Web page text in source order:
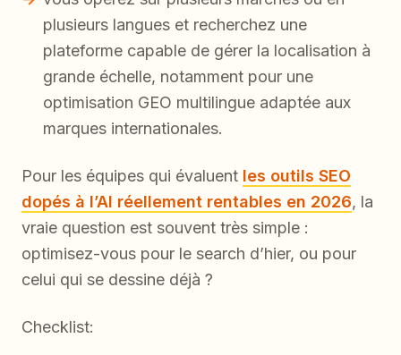
plusieurs langues et recherchez une
plateforme capable de gérer la localisation à
grande échelle, notamment pour une
optimisation GEO multilingue adaptée aux
marques internationales.
Pour les équipes qui évaluent les outils SEO
dopés à l’AI réellement rentables en 2026, la
vraie question est souvent très simple :
optimisez-vous pour le search d’hier, ou pour
celui qui se dessine déjà ?
Checklist: